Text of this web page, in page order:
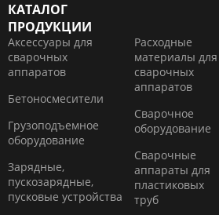
КАТАЛОГ
ПРОДУКЦИИ
Аксессуары для
сварочных
аппаратов
Бетоносмесители
Грузоподъемное
оборудование
Зарядные,
пускозарядные,
пусковые устройства
Расходные
материалы для
сварочных
аппаратов
Сварочное
оборудование
Сварочные
аппараты для
пластиковых
труб